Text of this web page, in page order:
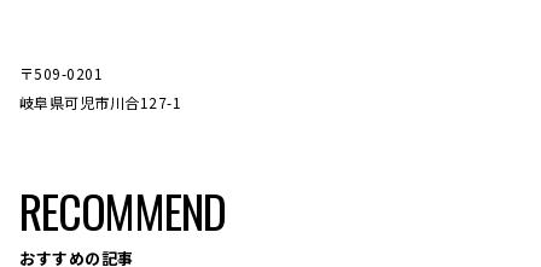
〒509-0201
岐阜県可児市川合127-1
RECOMMEND
おすすめの記事